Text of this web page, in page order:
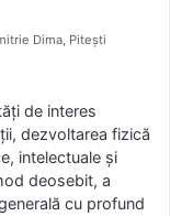
Dima, Pitești
de interes
dezvoltarea fizică
intelectuale şi
deosebit, a
cu profund